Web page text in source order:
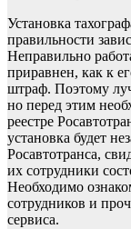
Установка
правильности
Неправильно
приравнен, как к
штраф. Поэтому
но перед этим
реестре
установка будет
Росавтотранса,
их сотрудники
Необходимо
сотрудников и
сервиса.